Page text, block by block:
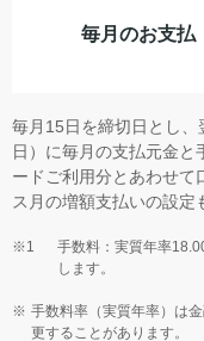
毎月のお支
毎月15日を締切日とし
日）に毎月の支払元金と
ードご利用分とあわせて
ス月の増額支払いの設定
手数料：実質年率
します。
手数料率（実質年率）は
更することがあります。